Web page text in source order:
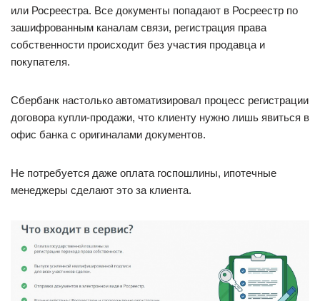
или Росреестра. Все документы попадают в Росреестр по
зашифрованным каналам связи, регистрация права
собственности происходит без участия продавца и
покупателя.
Сбербанк настолько автоматизировал процесс регистрации
договора купли-продажи, что клиенту нужно лишь явиться в
офис банка с оригиналами документов.
Не потребуется даже оплата госпошлины, ипотечные
менеджеры сделают это за клиента.